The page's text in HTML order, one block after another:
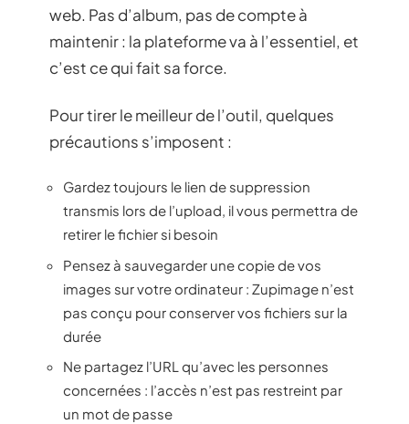
web. Pas d’album, pas de compte à
maintenir : la plateforme va à l’essentiel, et
c’est ce qui fait sa force.
Pour tirer le meilleur de l’outil, quelques
précautions s’imposent :
Gardez toujours le lien de suppression
transmis lors de l’upload, il vous permettra de
retirer le fichier si besoin
Pensez à sauvegarder une copie de vos
images sur votre ordinateur : Zupimage n’est
pas conçu pour conserver vos fichiers sur la
durée
Ne partagez l’URL qu’avec les personnes
concernées : l’accès n’est pas restreint par
un mot de passe